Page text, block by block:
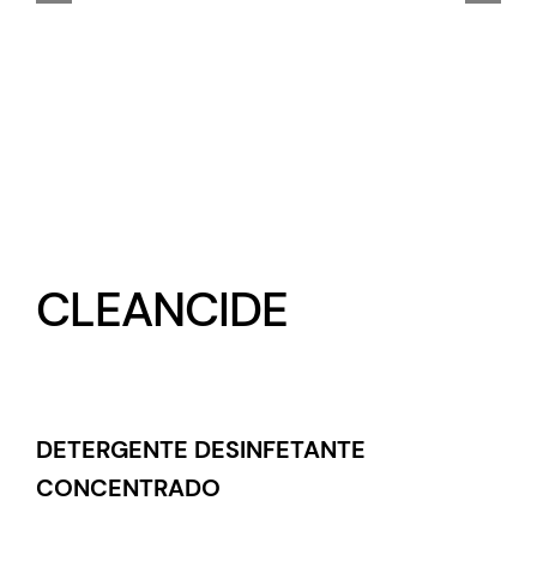
CLEANCIDE
DETERGENTE DESINFETANTE
CONCENTRADO